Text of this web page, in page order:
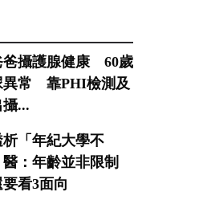
爸攝護腺健康 60歲
異常 靠PHI檢測及
...
析「年紀大學不
醫：年齡並非限制
看3面向